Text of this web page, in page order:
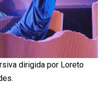
dirigida por Loreto